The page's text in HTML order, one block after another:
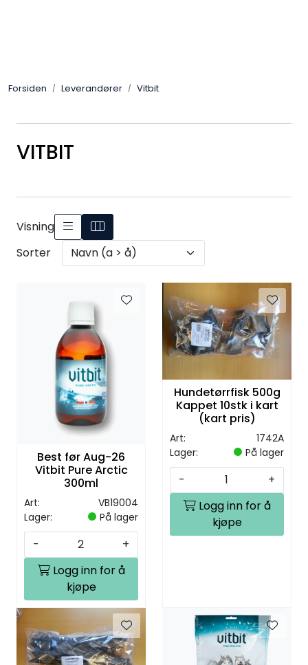
Forsiden Leverandører Vitbit
VITBIT
Visning
Sorter
Best før Aug-26
Vitbit Pure Arctic
300ml
Art:
VB19004
Lager:
På lager
-
+
Logg inn for å
kjøpe
Hundetørrfisk 500g
Kappet 10stk i kart
(kart pris)
Art:
1742A
Lager:
På lager
-
+
Logg inn for å
kjøpe
Leverandører